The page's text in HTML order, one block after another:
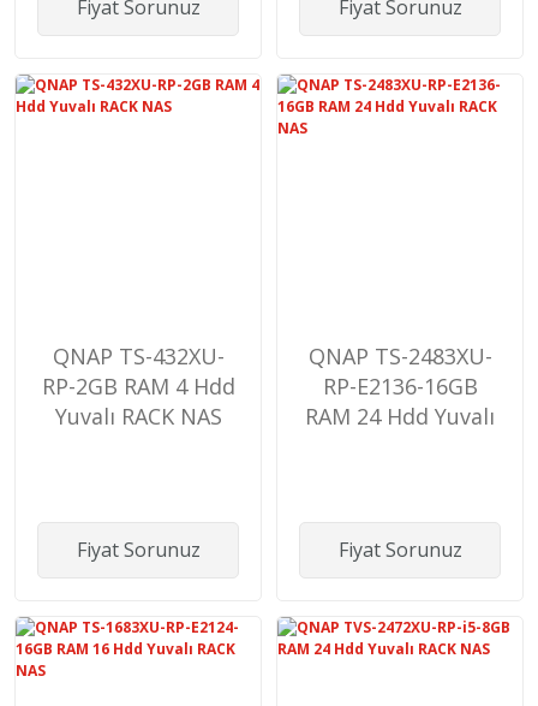
Fiyat Sorunuz Fiyat Sorunuz
QNAP TS-432XU-
RP-2GB RAM 4 Hdd
Yuvalı RACK NAS
Fiyat Sorunuz
QNAP TS-2483XU-
RP-E2136-16GB
RAM 24 Hdd Yuvalı
Fiyat Sorunuz